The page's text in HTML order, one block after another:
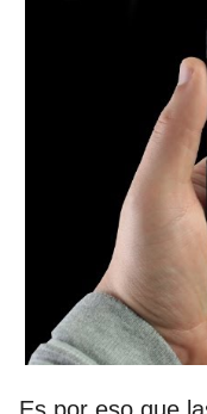
Es por eso que